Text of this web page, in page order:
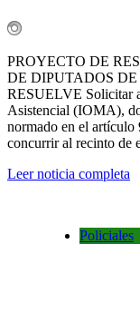
PROYECTO DE
DE DIPUTADOS
RESUELVE Solicitar
Asistencial (IOMA),
normado en el artículo
concurrir al recinto de
Leer noticia completa
Policiales